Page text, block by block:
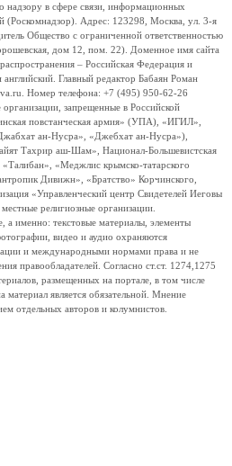
в сфере связи, информационных
(Роскомнадзор). Адрес: 123298, Москва, ул. 3-я
Общество с ограниченной ответственностью
дом 12, пом. 22). Доменное имя сайта
– Российская Федерация и
Главный редактор Бабаян Роман
Номер телефона: +7 (495) 950-62-26
запрещенные в Российской
повстанческая армия» (УПА), «ИГИЛ»,
ан-Нусра», «Джебхат ан-Нусра»),
Тахрир аш-Шам», Национал-Большевистская
«Меджлис крымско-татарского
Дивижн», «Братство» Корчинского,
«Управленческий центр Свидетелей Иеговы
религиозные организации.
а именно: текстовые материалы, элементы
видео и аудио охраняются
и международными нормами права и не
правообладателей. Согласно ст.ст. 1274,1275
размещенных на портале, в том числе
материал является обязательной. Мнение
отдельных авторов и колумнистов.